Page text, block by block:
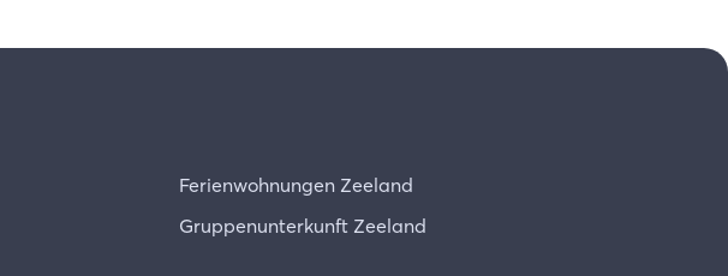
Ferienwohnungen Zeeland
Gruppenunterkunft Zeeland